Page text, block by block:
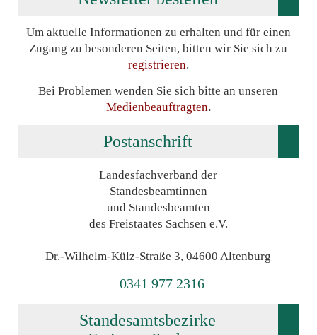
Um aktuelle Informationen zu erhalten und für einen
Zugang zu besonderen Seiten, bitten wir Sie sich zu
registrieren.
Bei Problemen wenden Sie sich bitte an unseren
Medienbeauftragten.
Postanschrift
Landesfachverband der
Standesbeamtinnen
und Standesbeamten
des Freistaates Sachsen e.V.
Dr.-Wilhelm-Külz-Straße 3, 04600 Altenburg
0341 977 2316
Standesamtsbezirke